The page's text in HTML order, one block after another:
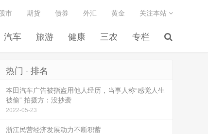
汽车 旅游 健康 三农 专栏
市 期货 债券 外汇 黄金 关注本站
热门 · 排名
本田汽车广告被指盗用他人经历，当事人称“感觉人生
被偷” 拍摄方：没抄袭
2022-05-23
浙江民营经济发展动力不断积蓄